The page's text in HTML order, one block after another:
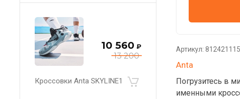
13 200
10 560 ₽
Кроссовки Anta SKYLINE1
Артикул:
Anta
Погрузитесь в
именными